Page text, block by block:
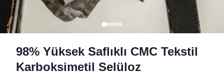
98% Yüksek Saflıklı CMC Tekstil
Karboksimetil Selüloz